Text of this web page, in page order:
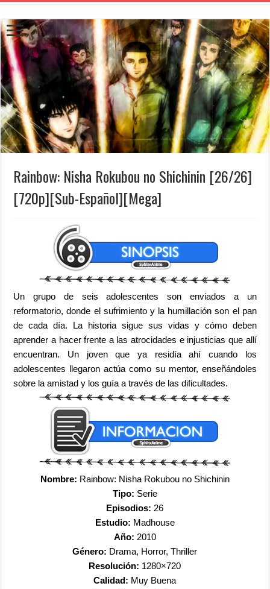
Rainbow: Nisha Rokubou no Shichinin [26/26]
[720p][Sub-Español][Mega]
Un grupo de seis adolescentes son enviados a un
reformatorio, donde el sufrimiento y la humillación son el pan
de cada día. La historia sigue sus vidas y cómo deben
aprender a hacer frente a las atrocidades e injusticias que allí
encuentran. Un joven que ya residía ahí cuando los
adolescentes llegaron actúa como su mentor, enseñándoles
sobre la amistad y los guía a través de las dificultades.
Nombre: Rainbow: Nisha Rokubou no Shichinin
Tipo: Serie
Episodios: 26
Estudio: Madhouse
Año: 2010
Género: Drama, Horror, Thriller
Resolución: 1280×720
Calidad: Muy Buena